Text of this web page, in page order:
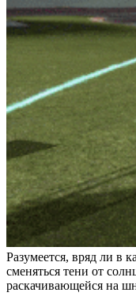
Разумеется, вряд ли в
сменяться тени от
раскачивающейся на